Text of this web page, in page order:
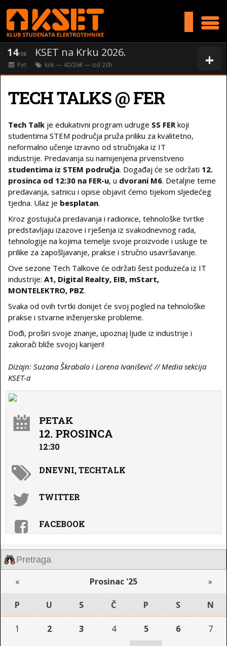
+
14/08 KSET na Krku 2026.
Pet knk— 40/26€ — od 20h
TECH TALKS @ FER
Tech Talk je edukativni program udruge SS FERkoji
studentima STEM područja pruža priliku za kvalitetno,
neformalno učenje izravno od stručnjaka iz IT
industrije. Predavanja su namijenjena prvenstveno
studentima iz STEM područja. Događaj će se održati 12.
prosinca od 12:30 na FER-u, u dvorani M6. Detaljne teme
predavanja, satnicu i opise objavit ćemo tijekom sljedećeg
tjedna. Ulaz je besplatan.
Kroz gostujuća predavanja i radionice, tehnološke tvrtke
predstavljaju izazove i rješenja iz svakodnevnog rada,
tehnologije na kojima temelje svoje proizvode i usluge te
prilike za zapošljavanje, prakse i stručno usavršavanje.
Ove sezone Tech Talkove će održati šest poduzeća iz IT
industrije: A1, Digital Realty, EIB, mStart,
MONTELEKTRO, PBZ.
Svaka od ovih tvrtki donijet će svoj pogled na tehnološke
prakse i stvarne inženjerske probleme.
Dođi, proširi svoje znanje, upoznaj ljude iz industrije i
zakorači bliže svojoj karijeri!
Dizajn: Suzana Škrabalo i Lorena Ivanišević // Media sekcija
KSET-a
PETAK
12. PROSINCA
12:30
DNEVNI, TECHTALK
TWITTER
FACEBOOK
« Prosinac '25 »
P U S Č P S N
1 2 3 4 5 6 7